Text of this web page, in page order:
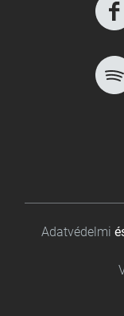
Footer bottom
Adatvédelmi